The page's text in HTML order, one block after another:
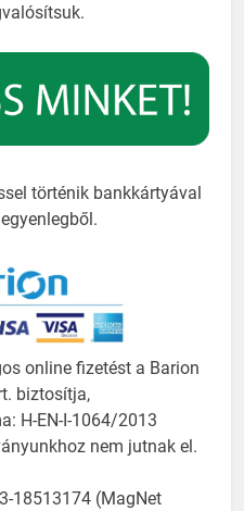
történik bankkártyával
online fizetést a Barion
biztosítja,
H-EN-I-1064/2013
nem jutnak el.
18513174 (MagNet